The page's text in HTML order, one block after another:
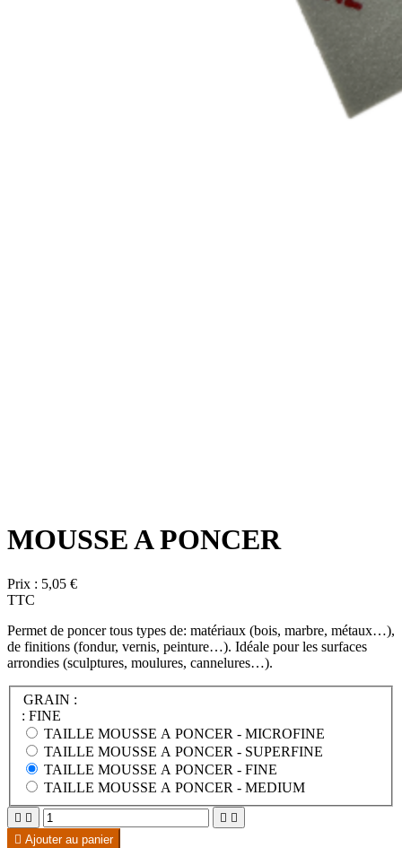
MOUSSE A PONCER
Prix : 5,05 €
TTC
Permet de poncer tous types de: matériaux (bois, marbre, métaux…),
de finitions (fondur, vernis, peinture…). Idéale pour les surfaces
arrondies (sculptures, moulures, cannelures…).
GRAIN :
: FINE
TAILLE MOUSSE A PONCER - MICROFINE
TAILLE MOUSSE A PONCER - SUPERFINE
TAILLE MOUSSE A PONCER - FINE
TAILLE MOUSSE A PONCER - MEDIUM
   
 Ajouter au panier